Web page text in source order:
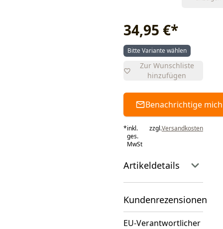
34,95 €*
Bitte Variante wählen
Zur Wunschliste
hinzufügen
Benachrichtige mich
*inkl.
ges.
MwSt
zzgl.Versandkosten
Artikeldetails
Kundenrezensionen
EU-Verantwortlicher